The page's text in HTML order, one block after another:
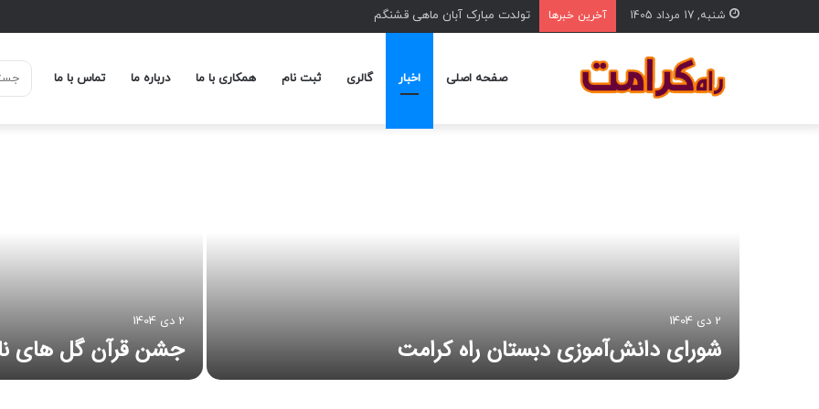
شنبه, 17 مرداد 1405 آخرین خبرها تولدت مبارک آبان ماهی قشنگم
صفحه اصلی اخبار گالری ثبت نام همکاری با ما درباره ما تماس با ما
2 دی 1404
شورای دانش‌آموزی دبستان راه کرامت
2 دی 1404
جشن قرآن گل های